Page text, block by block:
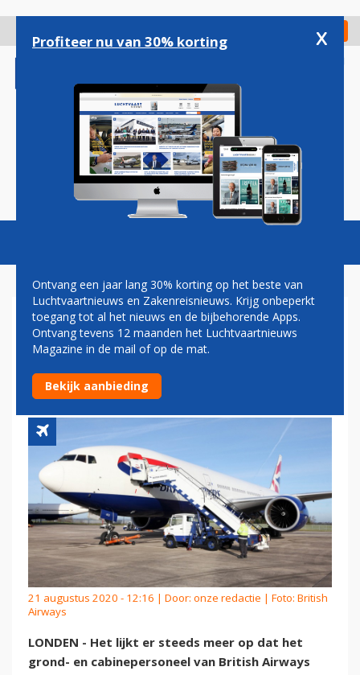
gaan
Check in
Magazine Podcasts Vacatures
STAKING BIJ BRITISH
AIRWAYS STEEDS
WAARSCHIJNLIJKER
21 augustus 2020 - 12:16 | Door: onze redactie | Foto: British
Airways
LONDEN - Het lijkt er steeds meer op dat het
grond- en cabinepersoneel van British Airways
Profiteer nu van 30% korting x
Ontvang een jaar lang 30% korting op het beste van
Luchtvaartnieuws en Zakenreisnieuws. Krijg onbeperkt
toegang tot al het nieuws en de bijbehorende Apps.
Ontvang tevens 12 maanden het Luchtvaartnieuws
Magazine in de mail of op de mat.
Bekijk aanbieding